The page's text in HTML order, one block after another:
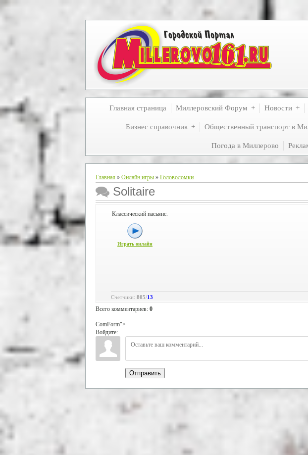
Главная страница Миллеровский Форум Новости
Бизнес справочник Общественный транспорт в
Погода в Миллерово
Главная » Онлайн игры » Головоломки
Solitaire
Классический пасьянс.
Играть онлайн
Счетчики: 805/13
Всего комментариев: 0
ComForm">
Войдите:
Отправить